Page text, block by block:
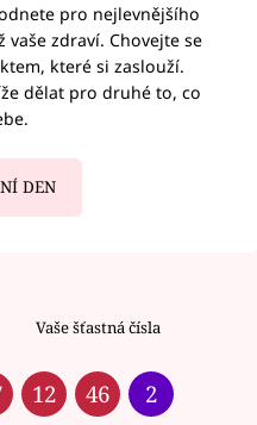
pro nejlevnějšího
zdraví. Chovejte se
které si zaslouží.
dělat pro druhé to, co
DEN
Vaše šťastná čísla
12 46 2